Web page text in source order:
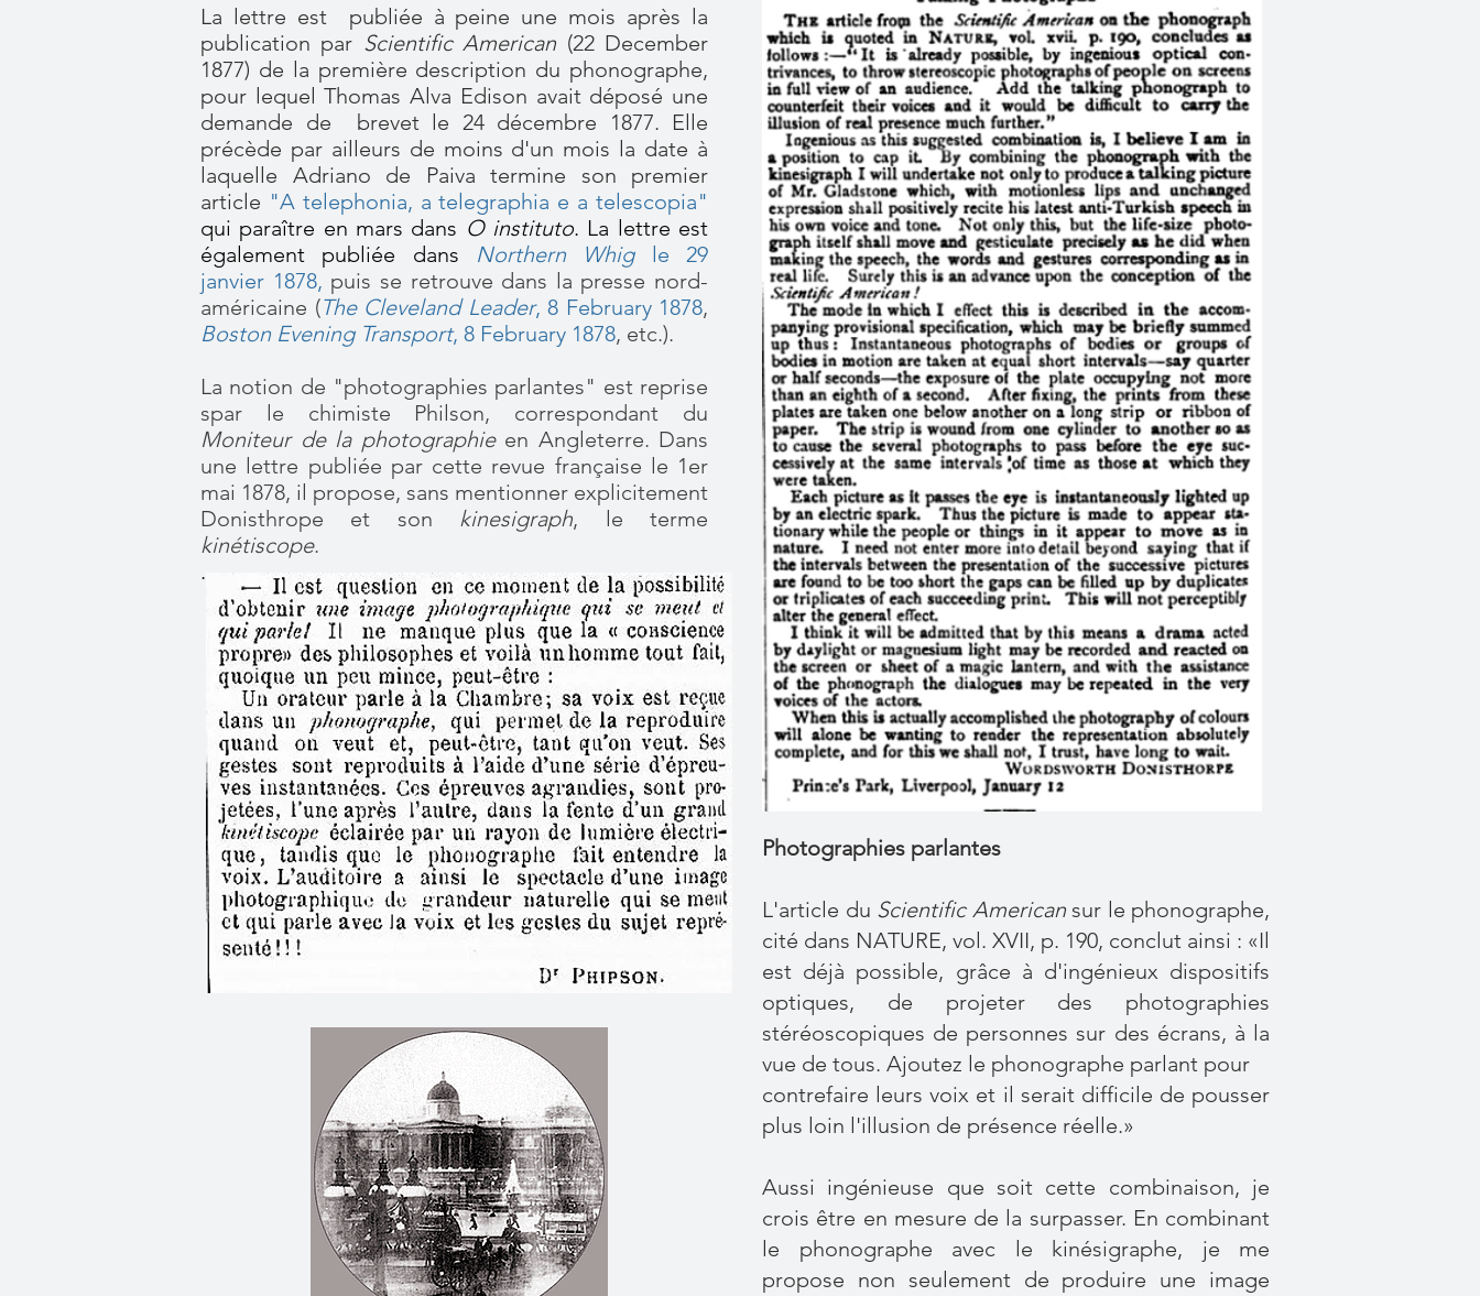
La lettre est publiée à peine une mois après la
publication par Scientific American (22 December
1877) de la première description du phonographe,
pour lequel Thomas Alva Edison avait déposé une
demande de brevet le 24 décembre 1877. Elle
précède par ailleurs de moins d'un mois la date à
laquelle Adriano de Paiva termine son premier
article "A telephonia, a telegraphia e a telescopia"
qui paraître en mars dans O instituto. La lettre est
également publiée dans Northern Whigle 29
janvier 1878, puis se retrouve dans la presse nord-
américaine (The Cleveland Leader, 8 February 1878,
Boston Evening Transport, 8 February 1878, etc.)​.
La notion de "photographies parlantes" est reprise
spar le chimiste Philson, correspondant du
Moniteur de la photographieen Angleterre. Dans
une lettre publiée par cette revue française le 1er
mai 1878, il propose, sans mentionner explicitement
Donisthrope et son kinesigraph, le terme
kinétiscope.
.
Photographies parlantes
L'article du Scientific Americansur le phonographe,
cité dans NATURE, vol. XVII, p. 190, conclut ainsi : «Il
est déjà possible, grâce à d'ingénieux dispositifs
optiques, de projeter des photographies
stéréoscopiques de personnes sur des écrans, à la
vue de tous. Ajoutez le phonographe parlant pour
contrefaire leurs voix et il serait difficile de pousser
plus loin l'illusion de présence réelle.»
Aussi ingénieuse que soit cette combinaison, je
crois être en mesure de la surpasser. En combinant
le phonographe avec le kinésigraphe, je me
propose non seulement de produire une image